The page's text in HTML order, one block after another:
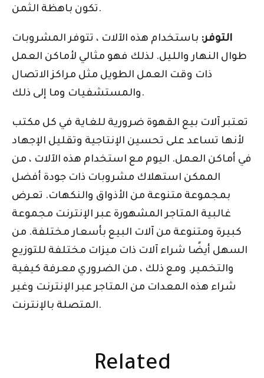
تكون باهظة الثمن.
التوفر: باستخدام هذه الآلات ، تتوفر المشروبات
طوال النهار والليل. لذلك فهو مثالي لأماكن العمل
ذات وقت العمل الطويل مثل مراكز الاتصال
والمستشفيات وما إلى ذلك.
تعتبر آلات بيع القهوة ضرورية للغاية في كل مكتب
لأنها تساعد على تحسين الإنتاجية وتقليل الإجهاد
في أماكن العمل. اليوم مع استخدام هذه الآلات ، من
الممكن استهلاك مشروبات ذات جودة أفضل
بمجموعة متنوعة من الأذواق والنكهات. تعرض
غالبية المتاجر المشهورة عبر الإنترنت مجموعة
كبيرة ومتنوعة من آلات البيع بأسعار مختلفة. من
السهل أيضًا شراء آلات ذات ميزات مختلفة للتوزيع
والتخمير. ومع ذلك ، من الضروري معرفة كيفية
شراء هذه المعدات من المتاجر عبر الإنترنت وغير
المتصلة بالإنترنت.
Related